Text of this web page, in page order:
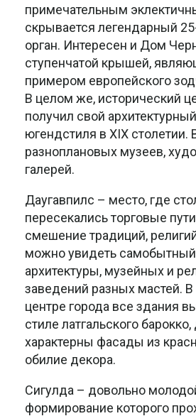
примечательным
скрывается легендарный
орган. Интересен и Дом
ступенчатой крышей,
примером европейского
В целом же, исторический
получил свой
югендстиля в XIX столетии.
разноплановых музеев,
галерей.
Даугавпилс – место, где
пересекались торговые
смешение традиций,
можно увидеть
архитектуры, музейных и
заведений разных мастей.
центре города все здания
стиле латгальского
характерны фасады из
обилие декора.
Сигулда – довольно
формирование которого